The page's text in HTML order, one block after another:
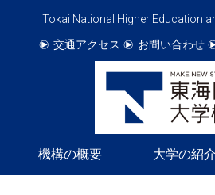
Tokai National Higher Education
交通アクセス
お問い合わせ
機構の概要 大学の紹介